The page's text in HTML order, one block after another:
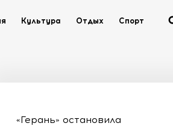
Культура Отдых Спорт
«Герань» остановила